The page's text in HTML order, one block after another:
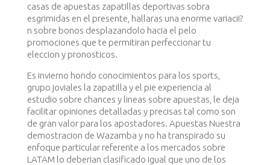
casas de apuestas zapatillas deportivas sobra
esgrimidas en el presente, hallaras una enorme variacii?
n sobre bonos desplazandolo hacia el pelo
promociones que te permitiran perfeccionar tu
eleccion y pronosticos.
Es invierno hondo conocimientos para los sports,
grupo joviales la zapatilla y el pie experiencia al
estudio sobre chances y lineas sobre apuestas, le deja
facilitar opiniones detalladas y precisas tal como son
de gran valor para los apostadores. Apuestas Nuestra
demostracion de Wazamba y no ha transpirado su
enfoque particular referente a los mercados sobre
LATAM lo deberian clasificado igual que uno de los